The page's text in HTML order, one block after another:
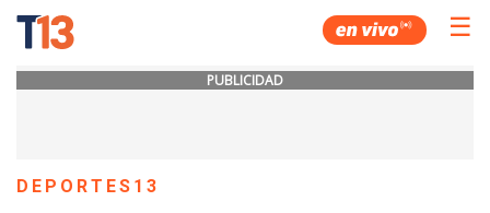
☰
PUBLICIDAD
DEPORTES13